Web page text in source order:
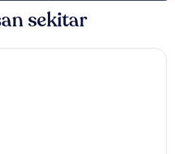
sekitar